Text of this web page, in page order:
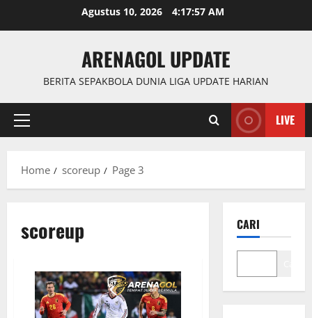
Agustus 10, 2026 4:17:57 AM
ARENAGOL UPDATE
BERITA SEPAKBOLA DUNIA LIGA UPDATE HARIAN
Primary
LIVE
Home scoreup Page 3
scoreup CARI